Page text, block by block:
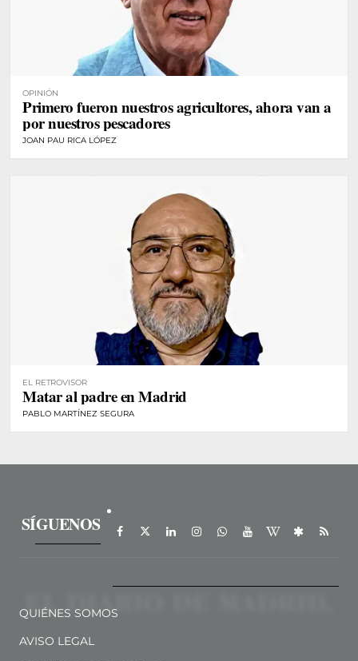
OPINIÓN
Primero fueron nuestros agricultores, ahora van a
por nuestros pescadores
JOAN PAU RICA LÓPEZ
EL RETROVISOR
Matar al padre en Madrid
PABLO MARTÍNEZ SEGURA
SÍGUENOS
QUIÉNES SOMOS
AVISO LEGAL